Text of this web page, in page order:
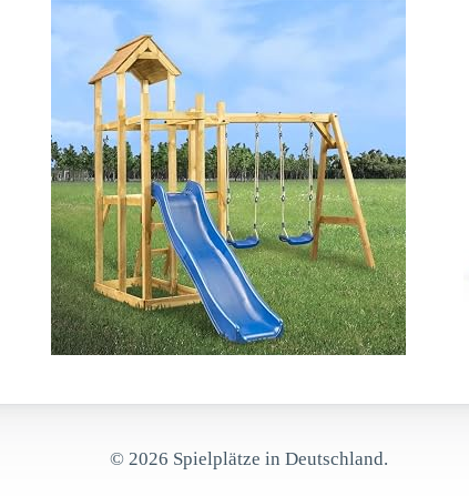
© 2026 Spielplätze in Deutschland.